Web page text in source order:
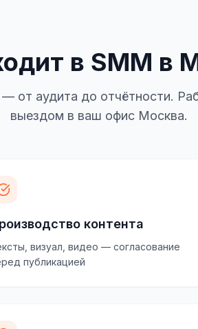
в SMM в
от аудита до отчётности.
выездом в ваш офис Москва.
контента
визуал, видео — согласование
публикацией